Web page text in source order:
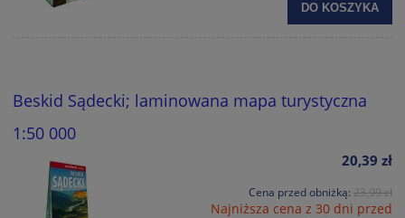
DO KOSZYKA
Beskid Sądecki; laminowana mapa turystyczna
1:50 000
20,39 zł
Cena przed obniżką: 23,99 zł
Najniższa cena z 30 dni przed